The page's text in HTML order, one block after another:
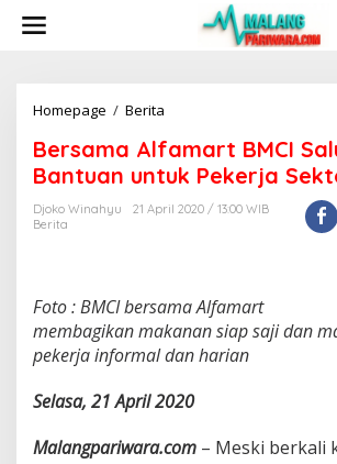
Homepage / Berita
r
s
a
m
a
m
a
r
B
C
Bersama Alfamart BMCI
Bantuan untuk Pekerja
Djoko Winahyu
21 April 2020 / 13:00 WIB
Berita
Foto : BMCI bersama Alfamart
membagikan makanan siap saji dan
pekerja informal dan harian
Selasa, 21 April 2020
Malangpariwara.com – Meski berkali